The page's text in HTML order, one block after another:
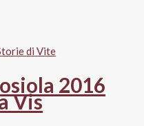
2016
Vis